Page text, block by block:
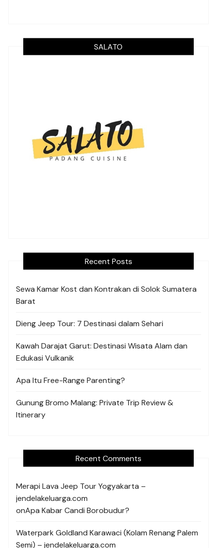
SALATO
Recent Posts
Sewa Kamar Kost dan Kontrakan di Solok Sumatera
Barat
Dieng Jeep Tour: 7 Destinasi dalam Sehari
Kawah Darajat Garut: Destinasi Wisata Alam dan
Edukasi Vulkanik
Apa Itu Free-Range Parenting?
Gunung Bromo Malang: Private Trip Review &
Itinerary
Recent Comments
Merapi Lava Jeep Tour Yogyakarta –
jendelakeluarga.com
onApa Kabar Candi Borobudur?
Waterpark Goldland Karawaci (Kolam Renang Palem
Semi) – jendelakeluarga.com